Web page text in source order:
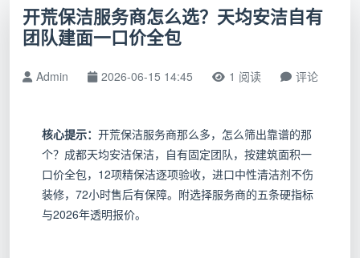
开荒保洁服务商怎么选？天均安洁自有
团队建面一口价全包
Admin 2026-06-15 14:45 1 阅读 评论
核心提示： 开荒保洁服务商那么多，怎么筛出靠谱的那
个？成都天均安洁保洁，自有固定团队，按建筑面积一
口价全包，12项精保洁逐项验收，进口中性清洁剂不伤
装修，72小时售后有保障。附选择服务商的五条硬指标
与2026年透明报价。